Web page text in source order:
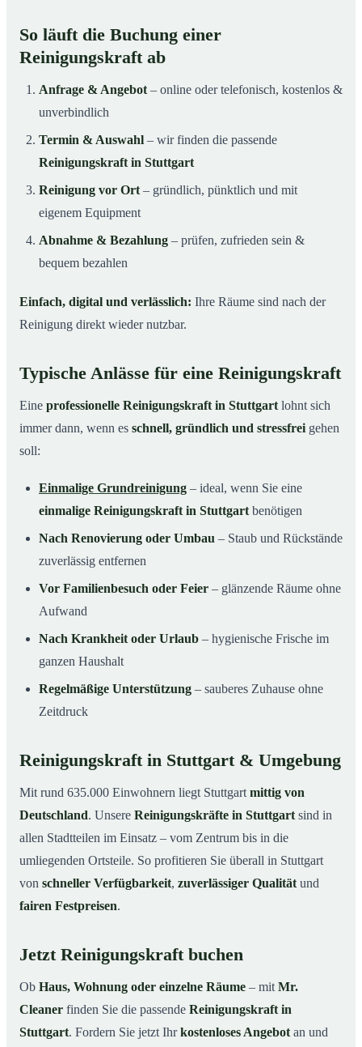
So läuft die Buchung einer
Reinigungskraft ab
Anfrage & Angebot – online oder telefonisch, kostenlos &
unverbindlich
Termin & Auswahl – wir finden die passende
Reinigungskraft in Stuttgart
Reinigung vor Ort – gründlich, pünktlich und mit
eigenem Equipment
Abnahme & Bezahlung – prüfen, zufrieden sein &
bequem bezahlen
Einfach, digital und verlässlich: Ihre Räume sind nach der
Reinigung direkt wieder nutzbar.
Typische Anlässe für eine Reinigungskraft
Eine professionelle Reinigungskraft in Stuttgart lohnt sich
immer dann, wenn es schnell, gründlich und stressfrei gehen
soll:
Einmalige Grundreinigung – ideal, wenn Sie eine
einmalige Reinigungskraft in Stuttgart benötigen
Nach Renovierung oder Umbau – Staub und Rückstände
zuverlässig entfernen
Vor Familienbesuch oder Feier – glänzende Räume ohne
Aufwand
Nach Krankheit oder Urlaub – hygienische Frische im
ganzen Haushalt
Regelmäßige Unterstützung – sauberes Zuhause ohne
Zeitdruck
Reinigungskraft in Stuttgart & Umgebung
Mit rund 635.000 Einwohnern liegt Stuttgart mittig von
Deutschland. Unsere Reinigungskräfte in Stuttgart sind in
allen Stadtteilen im Einsatz – vom Zentrum bis in die
umliegenden Ortsteile. So profitieren Sie überall in Stuttgart
von schneller Verfügbarkeit, zuverlässiger Qualität und
fairen Festpreisen.
Jetzt Reinigungskraft buchen
Ob Haus, Wohnung oder einzelne Räume – mit Mr.
Cleaner finden Sie die passende Reinigungskraft in
Stuttgart. Fordern Sie jetzt Ihrkostenloses Angebot an und